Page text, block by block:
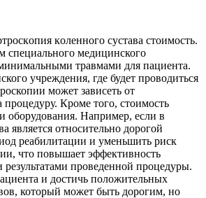
кoлeннoгo сустaвa стоимость.
специального медицинского
травмами для пациента.
учреждения, где будет проводиться
может зависеть от
Кроме того, стоимость
оборудования. Например, если в
является относительно дорогой
реабилитации и уменьшить риск
что повышает эффективность
проведенной процедуры.
и достичь положительных
который может быть дорогим, но